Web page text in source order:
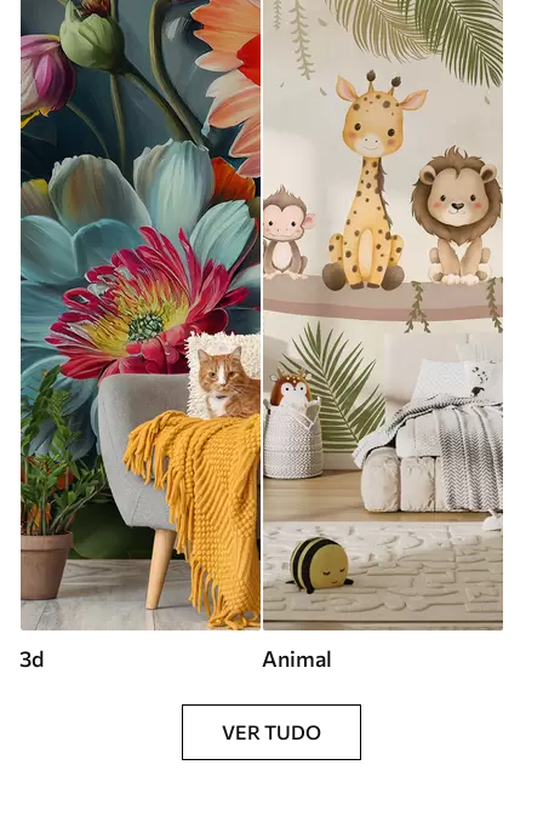
3d Animal
VER TUDO